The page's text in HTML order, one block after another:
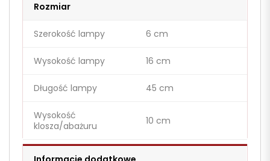
Rozmiar
Szerokość lampy 6 cm
Wysokość lampy 16 cm
Długość lampy 45 cm
Wysokość
klosza/abażuru
10 cm